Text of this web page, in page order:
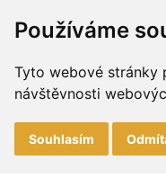
Používáme
Tyto webové stránky
návštěvnosti
Souhlasím